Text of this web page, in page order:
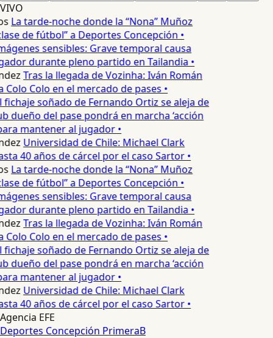
VIVO
La tarde-noche donde la “Nona” Muñoz
de fútbol” a Deportes Concepción •
sensibles: Grave temporal causa
durante pleno partido en Tailandia •
Tras la llegada de Vozinha: Iván Román
Colo en el mercado de pases •
fichaje soñado de Fernando Ortiz se aleja de
dueño del pase pondrá en marcha ‘acción
mantener al jugador •
Universidad de Chile: Michael Clark
40 años de cárcel por el caso Sartor •
La tarde-noche donde la “Nona” Muñoz
de fútbol” a Deportes Concepción •
sensibles: Grave temporal causa
durante pleno partido en Tailandia •
Tras la llegada de Vozinha: Iván Román
Colo en el mercado de pases •
fichaje soñado de Fernando Ortiz se aleja de
dueño del pase pondrá en marcha ‘acción
mantener al jugador •
Universidad de Chile: Michael Clark
40 años de cárcel por el caso Sartor •
Agencia EFE
Deportes Concepción PrimeraB